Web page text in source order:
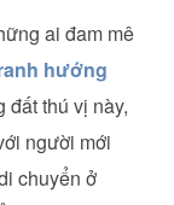
ai đam mê
hướng
đất thú vị này,
người mới
chuyển ở